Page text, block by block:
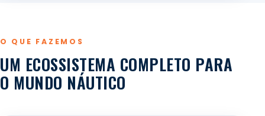
O QUE FAZEMOS
UM ECOSSISTEMA COMPLETO PARA
O MUNDO NÁUTICO